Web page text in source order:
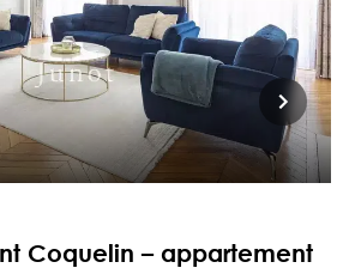
Coquelin – appartement